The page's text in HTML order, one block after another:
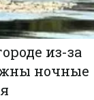
из-за
ночные